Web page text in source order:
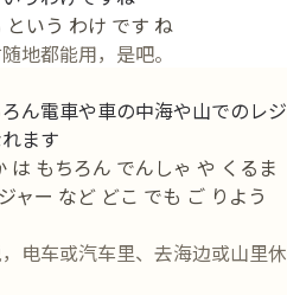
いう わけ です ね
地都能用，是吧。
ん電車や車の中海や山でのレジ
ます
は もちろん でんしゃ や くるま
ャー など どこ でも ご りよう
电车或汽车里、去海边或山里休